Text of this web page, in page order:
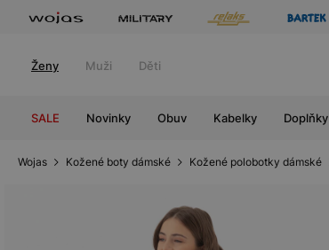
Ženy Muži Děti
SALE Novinky Obuv Kabelky Doplňky
Wojas Kožené boty dámské Kožené polobotky dámské